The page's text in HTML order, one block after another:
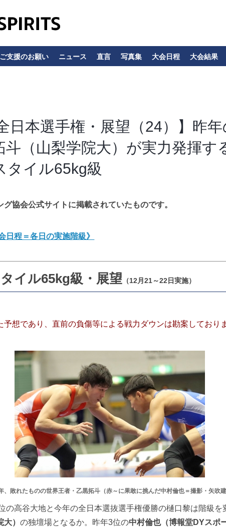
ご支援のお願い ニュース 直言 写真集 大会日程 大会結果
日本選手権・展望（24）】昨
斗（山梨学院大）が実力発揮
タイル65kg級
協会公式サイトに掲載されていたものです。
日程＝各日の実施階級》
イル65kg級・展望 （12月21～22日実施）
想であり、直前の負傷等による戦力ダウンは勘案しており
、敗れたものの世界王者・乙黒拓斗（赤～に果敢に挑んだ中村倫也＝撮影・矢吹
高谷大地と今年の全日本選抜選手権優勝の樋口黎は階級を
大）の独壇場となるか。昨年3位の中村倫也（博報堂DYスポ